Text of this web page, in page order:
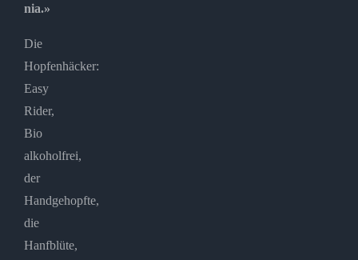
nia.»
Die
Hopfenhäcker:
Easy
Rider,
Bio
alkoholfrei,
der
Handgehopfte,
die
Hanfblüte,